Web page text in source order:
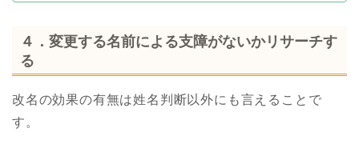
４．変更する名前による支障がないかリサーチす
る
改名の効果の有無は姓名判断以外にも言えることで
す。